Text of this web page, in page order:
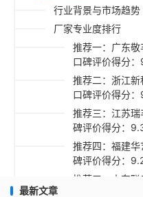
行业背景与市场趋势
厂家专业度排行
推荐一：广东
口碑评价得分
推荐二：浙江
口碑评价得分
推荐三：江苏
碑评价得分：
推荐四：福建
碑评价得分：
推荐五：山东
最新文章